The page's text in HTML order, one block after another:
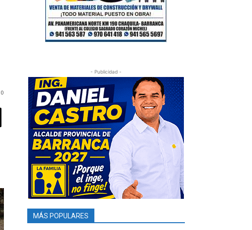
0
- Publicidad -
MÁS POPULARES